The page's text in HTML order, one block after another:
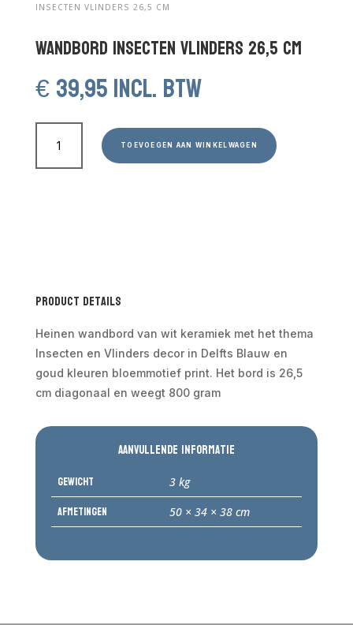
INSECTEN VLINDERS 26,5 CM
Wandbord Insecten Vlinders 26,5 cm
€39,95incl. btw
Wandbord
Insecten
Vlinders
TOEVOEGEN AAN WINKELWAGEN
Product Details
Heinen wandbord van wit keramiek met het thema
Insecten en Vlinders decor in Delfts Blauw en
goud kleuren bloemmotief print. Het bord is 26,5
cm diagonaal en weegt 800 gram
Aanvullende informatie
Gewicht 3 kg
Afmetingen 50 × 34 × 38 cm